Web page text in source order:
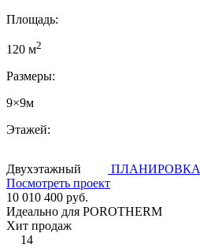
Площадь:
120 м2
Размеры:
9×9м
Этажей:
Двухэтажный
ПЛАНИРОВКА
Посмотреть проект
10 010 400 руб.
Идеально для POROTHERM
Хит продаж
14